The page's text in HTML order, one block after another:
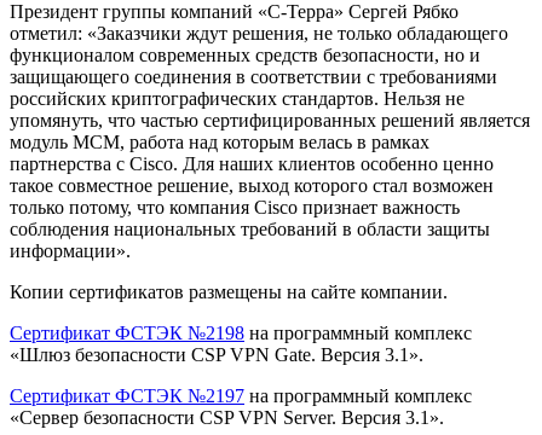
Президент группы компаний «С-Терра» Сергей Рябко
отметил: «Заказчики ждут решения, не только обладающего
функционалом современных средств безопасности, но и
защищающего соединения в соответствии с требованиями
российских криптографических стандартов. Нельзя не
упомянуть, что частью сертифицированных решений является
модуль МСМ, работа над которым велась в рамках
партнерства с Cisco. Для наших клиентов особенно ценно
такое совместное решение, выход которого стал возможен
только потому, что компания Cisco признает важность
соблюдения национальных требований в области защиты
информации».
Копии сертификатов размещены на сайте компании.
Сертификат ФСТЭК №2198 на программный комплекс
«Шлюз безопасности CSP VPN Gate. Версия 3.1».
Сертификат ФСТЭК №2197 на программный комплекс
«Сервер безопасности CSP VPN Server. Версия 3.1».